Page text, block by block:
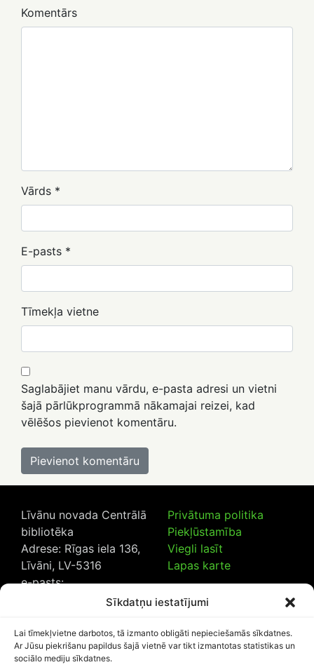
Sīkdatņu iestatījumi
Lai tīmekļvietne darbotos, tā izmanto obligāti nepieciešamās sīkdatnes.
Ar Jūsu piekrišanu papildus šajā vietnē var tikt izmantotas statistikas un
sociālo mediju sīkdatnes.
Komentārs
Vārds *
E-pasts *
Tīmekļa vietne
Saglabājiet manu vārdu, e-pasta adresi un vietni
šajā pārlūkprogrammā nākamajai reizei, kad
vēlēšos pievienot komentāru.
Līvānu novada Centrālā
bibliotēka
Adrese: Rīgas iela 136,
Līvāni, LV-5316
e-pasts:
20230925
Privātuma politika
Piekļūstamība
Viegli lasīt
Lapas karte